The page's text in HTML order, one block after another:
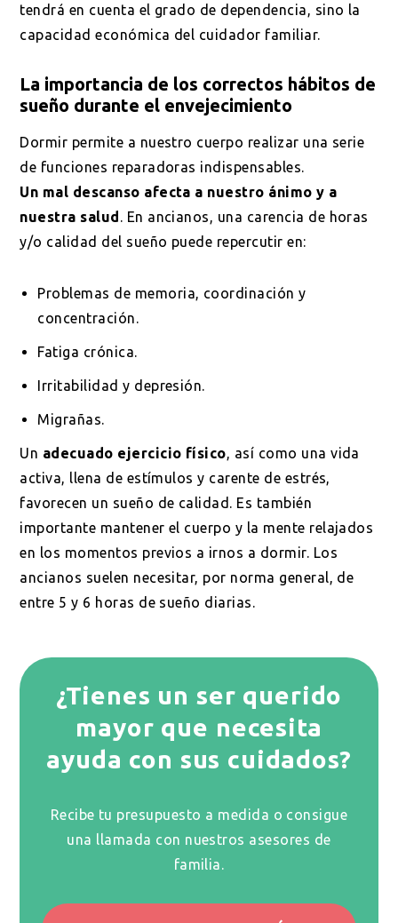
tendrá en cuenta el grado de dependencia, sino la
capacidad económica del cuidador familiar.
La importancia de los correctos hábitos de
sueño durante el envejecimiento
Dormir permite a nuestro cuerpo realizar una serie
de funciones reparadoras indispensables.
Un mal descanso afecta a nuestro ánimo y a
nuestra salud. En ancianos, una carencia de horas
y/o calidad del sueño puede repercutir en:
Problemas de memoria, coordinación y
concentración.
Fatiga crónica.
Irritabilidad y depresión.
Migrañas.
Un adecuado ejercicio físico, así como una vida
activa, llena de estímulos y carente de estrés,
favorecen un sueño de calidad. Es también
importante mantener el cuerpo y la mente relajados
en los momentos previos a irnos a dormir. Los
ancianos suelen necesitar, por norma general, de
entre 5 y 6 horas de sueño diarias.
¿Tienes un ser querido
mayor que necesita
ayuda con sus cuidados?
Recibe tu presupuesto a medida o consigue
una llamada con nuestros asesores de
familia.